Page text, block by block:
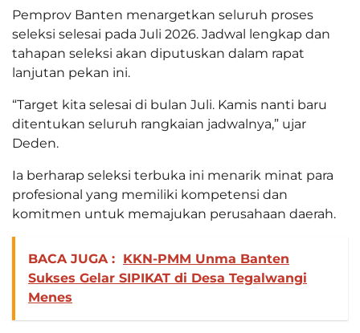
Pemprov Banten menargetkan seluruh proses
seleksi selesai pada Juli 2026. Jadwal lengkap dan
tahapan seleksi akan diputuskan dalam rapat
lanjutan pekan ini.
“Target kita selesai di bulan Juli. Kamis nanti baru
ditentukan seluruh rangkaian jadwalnya,” ujar
Deden.
Ia berharap seleksi terbuka ini menarik minat para
profesional yang memiliki kompetensi dan
komitmen untuk memajukan perusahaan daerah.
BACA JUGA : KKN-PMM Unma Banten
Sukses Gelar SIPIKAT di Desa Tegalwangi
Menes